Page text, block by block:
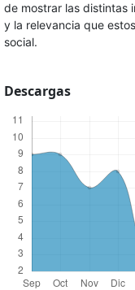
de mostrar las distintas
y la relevancia que
social.
Descargas